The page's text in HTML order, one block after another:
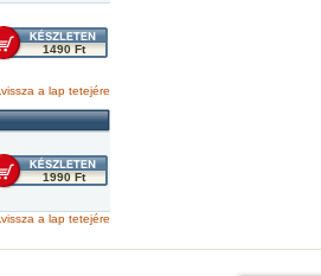
1490 Ft
vissza a lap tetejére
1990 Ft
vissza a lap tetejére